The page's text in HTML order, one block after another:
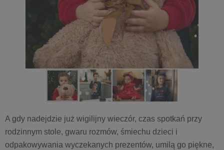
A gdy nadejdzie już wigilijny wieczór, czas spotkań przy
rodzinnym stole, gwaru rozmów, śmiechu dzieci i
odpakowywania wyczekanych prezentów, umilą go piękne,